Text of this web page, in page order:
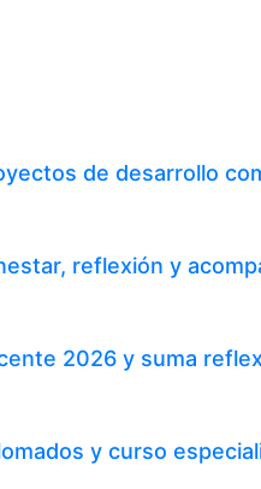
de desarrollo
reflexión y
2026 y suma
y curso